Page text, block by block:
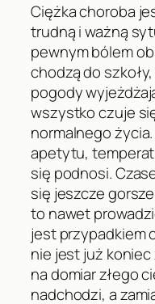
Ciężka choroba
trudną i ważną
pewnym bólem
chodzą do
pogody
wszystko czuje
normalnego
apetytu,
się podnosi.
się jeszcze
to nawet
jest przypadkiem
nie jest już
na domiar złego
nadchodzi, a